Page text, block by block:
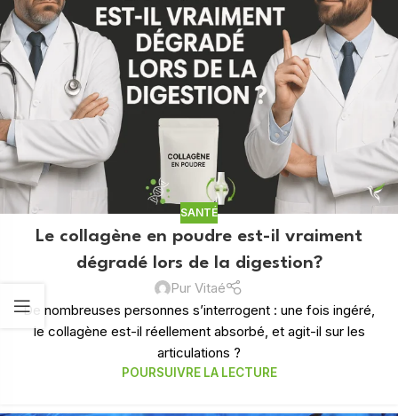
SANTÉ
Le collagène en poudre est-il vraiment
dégradé lors de la digestion?
Pur Vitaé
De nombreuses personnes s’interrogent : une fois ingéré,
le collagène est-il réellement absorbé, et agit-il sur les
articulations ?
POURSUIVRE LA LECTURE